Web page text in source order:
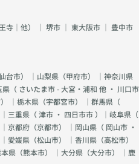
｜他） ｜ 堺市 ｜ 東大阪市 ｜ 豊中市
台市） ｜山梨県（甲府市） ｜神奈川県
県（ さいたま市 - 大宮・浦和 他 ・ 川口市
） ｜栃木県（宇都宮市） ｜群馬県（
三重県（津市 ・ 四日市市）｜岐阜県（
京都府（京都市） ｜岡山県（ 岡山市 ・
愛媛県（松山市） ｜香川県（高松市）
県（熊本市） ｜大分県（大分市） ｜鹿